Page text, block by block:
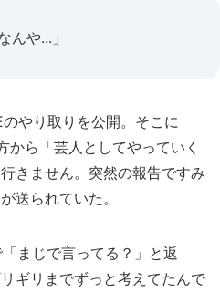
んや...」
やり取りを公開。そこに
から「芸人としてやっていく
きません。突然の報告ですみ
送られていた。
まじで言ってる？」と返
ギリまでずっと考えてたんで